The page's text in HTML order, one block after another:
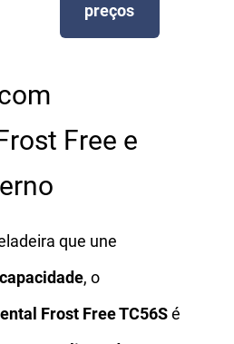
preços
Free e
que une
, o
Frost Free TC56Sé